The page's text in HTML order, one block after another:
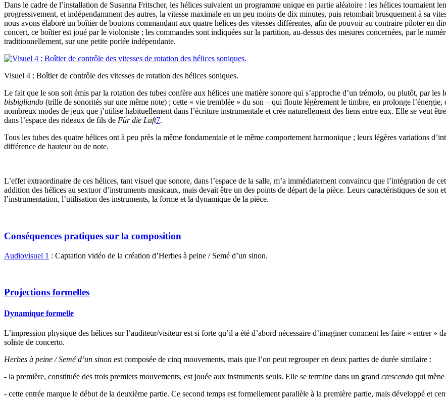
Dans le cadre de l’installation de Susanna Fritscher, les hélices suivaient un programme unique en partie aléatoire : les hélices tournaient
progressivement, et indépendamment des autres, la vitesse maximale en un peu moins de dix minutes, puis retombait brusquement à sa
nous avons élaboré un boîtier de boutons commandant aux quatre hélices des vitesses différentes, afin de pouvoir au contraire piloter en
concert, ce boîtier est joué par le violoniste ; les commandes sont indiquées sur la partition, au-dessus des mesures concernées, par le
traditionnellement, sur une petite portée indépendante.
Visuel 4 : Boîtier de contrôle des vitesses de rotation des hélices soniques.
Le fait que le son soit émis par la rotation des tubes confère aux hélices une matière sonore qui s’approche d’un trémolo, ou plutôt, par les
bisbigliando (trille de sonorités sur une même note) ; cette « vie tremblée » du son – qui floute légèrement le timbre, en prolonge
nombreux modes de jeux que j’utilise habituellement dans l’écriture instrumentale et crée naturellement des liens entre eux. Elle se veut
dans l’espace des rideaux de fils de Für die Luft7.
Tous les tubes des quatre hélices ont à peu près la même fondamentale et le même comportement harmonique ; leurs légères variations
différence de hauteur ou de note.
L’effet extraordinaire de ces hélices, tant visuel que sonore, dans l’espace de la salle, m’a immédiatement convaincu que l’intégration de
addition des hélices au sextuor d’instruments musicaux, mais devait être un des points de départ de la pièce. Leurs caractéristiques de son
l’instrumentation, l’utilisation des instruments, la forme et la dynamique de la pièce.
Conséquences pratiques sur la composition
Audiovisuel 1 : Captation vidéo de la création d’Herbes à peine / Semé d’un sinon.
Projections formelles
Dynamique formelle
L’impression physique des hélices sur l’auditeur/visiteur est si forte qu’il a été d’abord nécessaire d’imaginer comment les faire « entrer »
soliste de concerto.
Herbes à peine /Semé d’un sinon est composée de cinq mouvements, mais que l’on peut regrouper en deux parties de durée similaire :
- la première, constituée des trois premiers mouvements, est jouée aux instruments seuls. Elle se termine dans un grand crescendo qui mène
- cette entrée marque le début de la deuxième partie. Ce second temps est formellement parallèle à la première partie, mais développé et